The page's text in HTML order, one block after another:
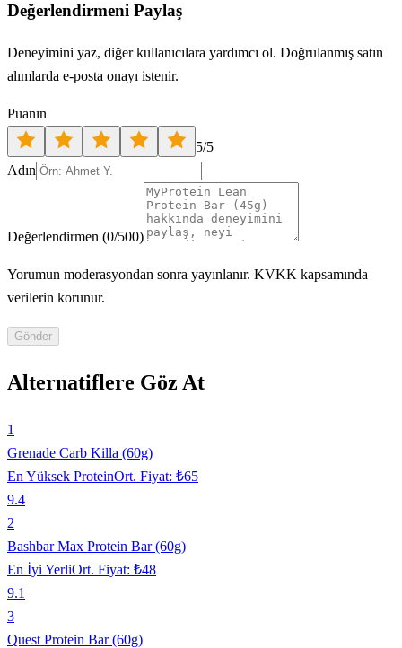
Değerlendirmeni Paylaş
Deneyimini yaz, diğer kullanıcılara yardımcı ol. Doğrulanmış satın
alımlarda e-posta onayı istenir.
Puanın
5/5
Adın
Değerlendirmen (0/500)
Yorumun moderasyondan sonra yayınlanır. KVKK kapsamında
verilerin korunur.
Gönder
Alternatiflere Göz At
1
Grenade Carb Killa (60g)
En Yüksek ProteinOrt. Fiyat: ₺65
9.4
2
Bashbar Max Protein Bar (60g)
En İyi YerliOrt. Fiyat: ₺48
9.1
3
Quest Protein Bar (60g)